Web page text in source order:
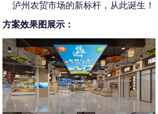
泸州农贸市场的新标杆，从此诞生！
方案效果图展示：